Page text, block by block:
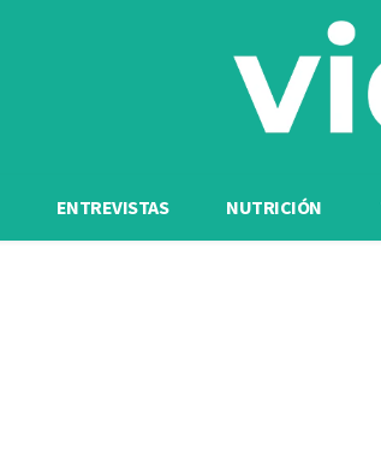
ENTREVISTAS NUTRICIÓN